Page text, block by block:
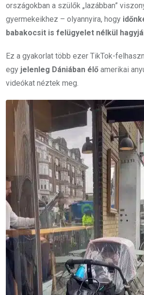
országokban a szülők „lazábban”
gyermekeikhez – olyannyira, hogy
babakocsit is felügyelet nélkül
Ez a gyakorlat több ezer TikTok-
egy jelenleg Dániában élő amerikai
videókat néztek meg.